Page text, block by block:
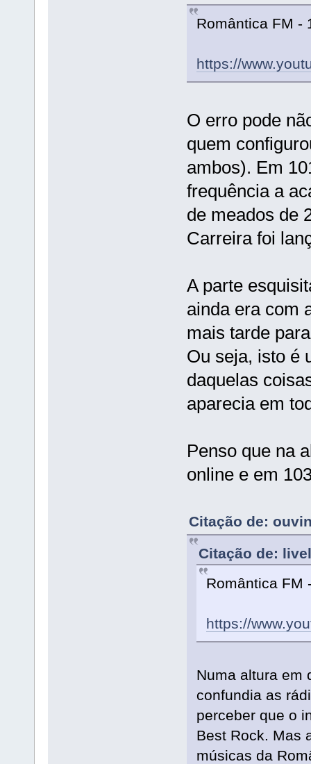
Romântica FM -
https://
O erro pode
quem
ambos). Em
frequência a
de meados de
Carreira foi
A parte
ainda era com
mais tarde
Ou seja, isto é
daquelas
aparecia em
Penso que na
online e em
Citação de:
Citação de:
Romântica FM
https://
Numa altura em
confundia as
perceber que o
Best Rock. Mas
músicas da